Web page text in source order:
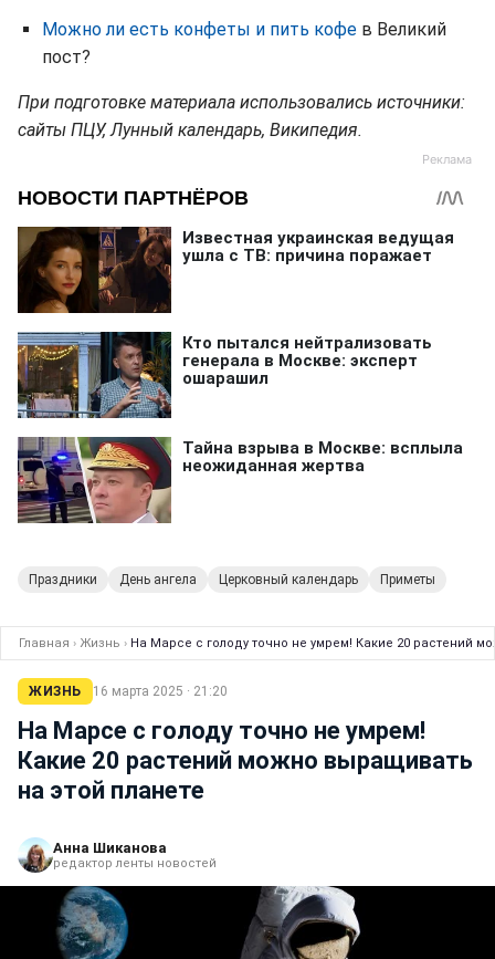
Можно ли есть конфеты и пить кофе в Великий
пост?
При подготовке материала использовались источники:
сайты ПЦУ, Лунный календарь, Википедия.
Праздники День ангела Церковный календарь Приметы
Главная › Жизнь › На Марсе с голоду точно не умрем! Какие 20 растений
ЖИЗНЬ 16 марта 2025 · 21:20
На Марсе с голоду точно не умрем!
Какие 20 растений можно выращивать
на этой планете
Анна Шиканова
редактор ленты новостей